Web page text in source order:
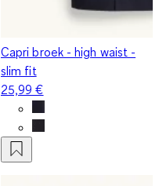
Capri broek - high waist -
slim fit
25,99 €